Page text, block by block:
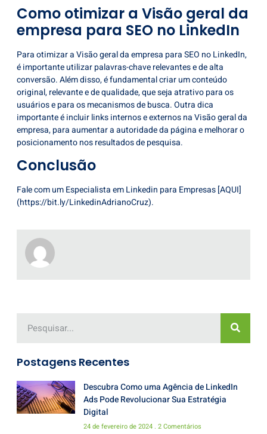
Como otimizar a Visão geral da
empresa para SEO no LinkedIn
Para otimizar a Visão geral daempresa para SEO no LinkedIn,
é importante utilizar palavras-chave relevantes e de alta
conversão. Além disso, é fundamental criar um conteúdo
original, relevante e de qualidade, que seja atrativo para os
usuários e para os mecanismos de busca. Outra dica
importante é incluir links internos e externos na Visão geral da
empresa, para aumentar a autoridade da página e melhorar o
posicionamento nos resultados de pesquisa.
Conclusão
Fale com um Especialista emLinkedin para Empresas[AQUI]
(https://bit.ly/LinkedinAdrianoCruz).
Postagens Recentes
Descubra Como uma Agência de LinkedIn
Ads Pode Revolucionar Sua Estratégia
Digital
24 de fevereiro de 2024 2 Comentários